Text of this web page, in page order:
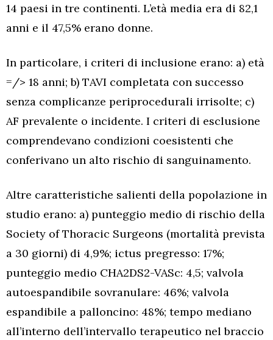
14 paesi in tre continenti. L’età media era di 82,1
anni e il 47,5% erano donne.
In particolare, i criteri di inclusione erano: a) età
=/> 18 anni; b) TAVI completata con successo
senza complicanze periprocedurali irrisolte; c)
AF prevalente o incidente. I criteri di esclusione
comprendevano condizioni coesistenti che
conferivano un alto rischio di sanguinamento.
Altre caratteristiche salienti della popolazione in
studio erano: a) punteggio medio di rischio della
Society of Thoracic Surgeons (mortalità prevista
a 30 giorni) di 4,9%; ictus pregresso: 17%;
punteggio medio CHA2DS2-VASc: 4,5; valvola
autoespandibile sovranulare: 46%; valvola
espandibile a palloncino: 48%; tempo mediano
all’interno dell’intervallo terapeutico nel braccio